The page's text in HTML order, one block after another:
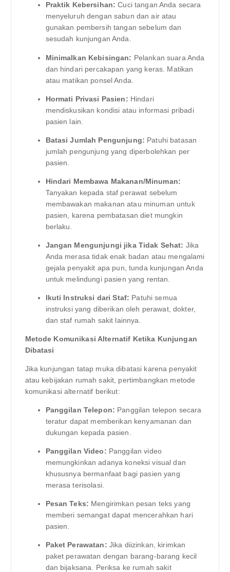
Praktik Kebersihan: Cuci tangan Anda secara
menyeluruh dengan sabun dan air atau
gunakan pembersih tangan sebelum dan
sesudah kunjungan Anda.
Minimalkan Kebisingan: Pelankan suara Anda
dan hindari percakapan yang keras. Matikan
atau matikan ponsel Anda.
Hormati Privasi Pasien: Hindari
mendiskusikan kondisi atau informasi pribadi
pasien lain.
Batasi Jumlah Pengunjung: Patuhi batasan
jumlah pengunjung yang diperbolehkan per
pasien.
Hindari Membawa Makanan/Minuman:
Tanyakan kepada staf perawat sebelum
membawakan makanan atau minuman untuk
pasien, karena pembatasan diet mungkin
berlaku.
Jangan Mengunjungi jika Tidak Sehat: Jika
Anda merasa tidak enak badan atau mengalami
gejala penyakit apa pun, tunda kunjungan Anda
untuk melindungi pasien yang rentan.
Ikuti Instruksi dari Staf: Patuhi semua
instruksi yang diberikan oleh perawat, dokter,
dan staf rumah sakit lainnya.
Metode Komunikasi Alternatif Ketika Kunjungan
Dibatasi
Jika kunjungan tatap muka dibatasi karena penyakit
atau kebijakan rumah sakit, pertimbangkan metode
komunikasi alternatif berikut:
Panggilan Telepon: Panggilan telepon secara
teratur dapat memberikan kenyamanan dan
dukungan kepada pasien.
Panggilan Video: Panggilan video
memungkinkan adanya koneksi visual dan
khususnya bermanfaat bagi pasien yang
merasa terisolasi.
Pesan Teks: Mengirimkan pesan teks yang
memberi semangat dapat mencerahkan hari
pasien.
Paket Perawatan: Jika diizinkan, kirimkan
paket perawatan dengan barang-barang kecil
dan bijaksana. Periksa ke rumah sakit